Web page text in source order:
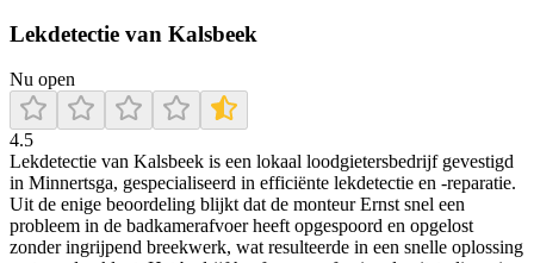
Lekdetectie van Kalsbeek
Nu open
4.5
Lekdetectie van Kalsbeek is een lokaal loodgietersbedrijf gevestigd
in Minnertsga, gespecialiseerd in efficiënte lekdetectie en -reparatie.
Uit de enige beoordeling blijkt dat de monteur Ernst snel een
probleem in de badkamerafvoer heeft opgespoord en opgelost
zonder ingrijpend breekwerk, wat resulteerde in een snelle oplossing